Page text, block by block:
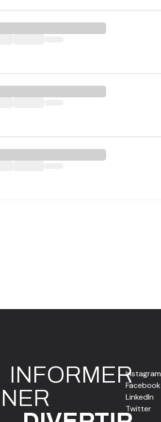
INFORMER
NER
Instagram
Facebook
LinkedIn
Twitter